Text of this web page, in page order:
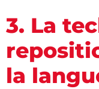
3. La
la